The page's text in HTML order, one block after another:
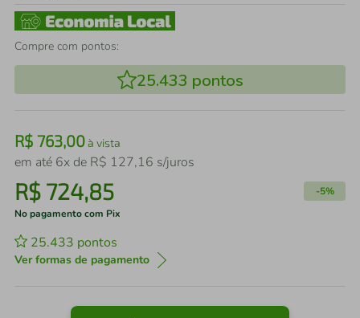
Compre com pontos:
25.433 pontos
R$ 763,00à vista
em até 6x de R$ 127,16 s/juros
R$ 724,85 -5%
No pagamento com Pix
25.433 pontos
Ver formas de pagamento